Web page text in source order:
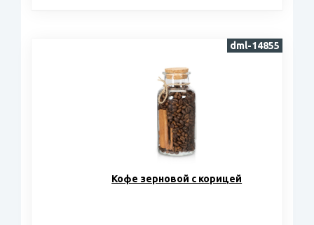
Кофе зерновой с корицей
dml-14855